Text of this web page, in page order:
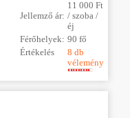
Jellemző ár:
11 000 Ft
/ szoba /
éj
Férőhelyek: 90 fő
Értékelés
8 db
vélemény